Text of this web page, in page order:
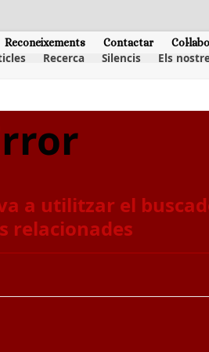
Reconeixements Contactar
Recerca Silencis Els
a utilitzar el
relacionades